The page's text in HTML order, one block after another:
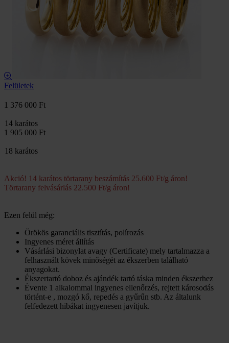
Felületek
1 376 000 Ft
14 karátos
1 905 000 Ft
18 karátos
Akció! 14 karátos törtarany beszámítás 25.600 Ft/g áron!
Törtarany felvásárlás 22.500 Ft/g áron!
Ezen felül még:
Örökös garanciális tisztítás, polírozás
Ingyenes méret állítás
Vásárlási bizonylat avagy (Certificate) mely tartalmazza a
felhasznált kövek minőségét az ékszerben található
anyagokat.
Ékszertartó doboz és ajándék tartó táska minden ékszerhez
Évente 1 alkalommal ingyenes ellenőrzés, rejtett károsodás
történt-e , mozgó kő, repedés a gyűrűn stb. Az általunk
felfedezett hibákat ingyenesen javítjuk.